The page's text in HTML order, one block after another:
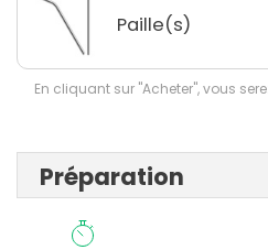
Paille(s)
En cliquant sur "Acheter", vous
Préparation